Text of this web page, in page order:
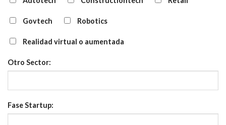
Govtech Robotics
Realidad virtual o aumentada
Otro Sector:
Fase Startup: